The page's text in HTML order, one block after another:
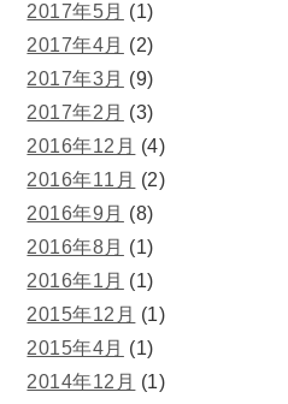
2017年5月 (1)
2017年4月 (2)
2017年3月 (9)
2017年2月 (3)
2016年12月 (4)
2016年11月 (2)
2016年9月 (8)
2016年8月 (1)
2016年1月 (1)
2015年12月 (1)
2015年4月 (1)
2014年12月 (1)